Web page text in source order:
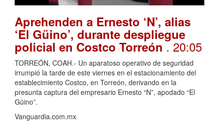
Aprehenden a Ernesto ‘N’, alias
‘El Güino’, durante despliegue
policial en Costco Torreón. 20:05
TORREÓN, COAH.- Un aparatoso operativo de seguridad
irrumpió la tarde de este viernes en el estacionamiento del
establecimiento Costco, en Torreón, derivando en la
presunta captura del empresario Ernesto “N”, apodado “El
Güino”.
Vanguardia.com.mx